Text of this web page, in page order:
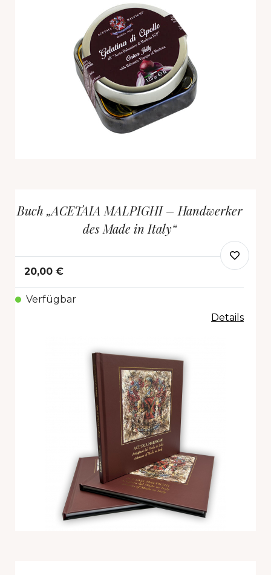
Buch „ACETAIA MALPIGHI – Handwerker
des Made in Italy“
20,00 €
Verfügbar
Details